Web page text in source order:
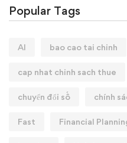
Popular Tags
AI bao cao tai chinh
cap nhat chinh sach thue
chuyển đổi số chính
Fast Financial